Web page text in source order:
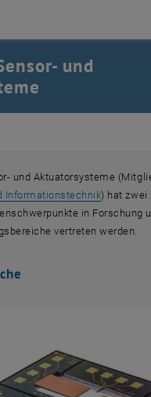
ETIT Institute auflisten
Mikro- und Nanosensorik
Mikrosystemtechnik
und
und Aktuatorsysteme
Informationstechnik) hat zwei
in Forschung
vertreten werden.